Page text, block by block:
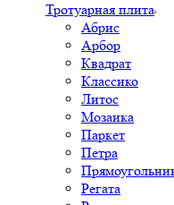
Тротуарная плита
Абрис
Арбор
Квадрат
Классико
Литос
Мозаика
Паркет
Петра
Регата